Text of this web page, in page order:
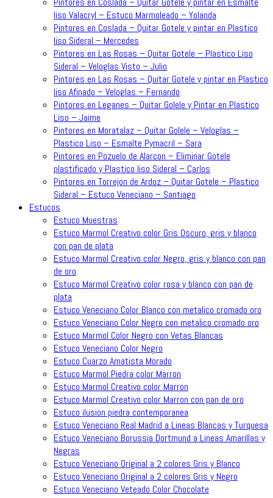
liso Valacryl – Estuco Marmoleado – Yolanda
Pintores en Coslada – Quitar Gotele y pintar en Plastico
liso Sideral – Mercedes
Pintores en Las Rosas – Quitar Gotele – Plastico Liso
Sideral – Veloglas Visto – Julio
Pintores en Las Rosas – Quitar Gotele y pintar en Plastico
liso Afinado – Veloglas – Fernando
Pintores en Leganes – Quitar Golele y Pintar en Plastico
Liso – Jaime
Pintores en Moratalaz – Quitar Golele – Veloglas –
Plastico Liso – Esmalte Pymacril – Sara
Pintores en Pozuelo de Alarcon – Eliminar Gotele
plastificado y Plastico liso Sideral – Carlos
Pintores en Torrejon de Ardoz – Quitar Gotele – Plastico
Sideral – Estuco Veneciano – Santiago
Estucos
Estuco Muestras
Estuco Marmol Creativo color Gris Oscuro, gris y blanco
con pan de plata
Estuco Marmol Creativo color Negro, gris y blanco con pan
de oro
Estuco Marmol Creativo color rosa y blanco con pan de
plata
Estuco Veneciano Color Blanco con metalico cromado oro
Estuco Veneciano Color Negro con metalico cromado oro
Estuco Marmol Color Negro con Vetas Blancas
Estuco Veneciano Color Negro
Estuco Cuarzo Amatista Morado
Estuco Marmol Piedra color Marron
Estuco Marmol Creativo color Marron
Estuco Marmol Creativo color Marron con pan de oro
Estuco ilusion piedra contemporanea
Estuco Veneciano Real Madrid a Lineas Blancas y Turquesa
Estuco Veneciano Borussia Dortmund a Lineas Amarillas y
Negras
Estuco Veneciano Original a 2 colores Gris y Blanco
Estuco Veneciano Original a 2 colores Gris y Negro
Estuco Veneciano Veteado Color Chocolate